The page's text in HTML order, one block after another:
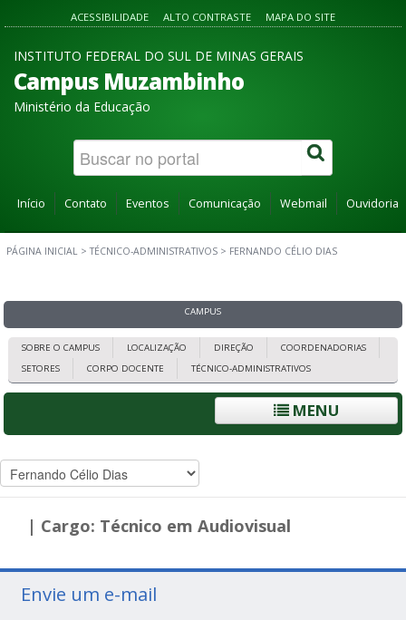
ACESSIBILIDADE ALTO CONTRASTE MAPA DO SITE
INSTITUTO FEDERAL DO SUL DE MINAS GERAIS
Campus Muzambinho
Ministério da Educação
Início Contato Eventos Comunicação Webmail Ouvidoria
PÁGINA INICIAL >TÉCNICO-ADMINISTRATIVOS > FERNANDO CÉLIO DIAS
CAMPUS
SOBRE O CAMPUS LOCALIZAÇÃO DIREÇÃO
COORDENADORIAS
SETORES
CORPO DOCENTE TÉCNICO-ADMINISTRATIVOS
MENU
| Cargo: Técnico em Audiovisual
Envie um e-mail